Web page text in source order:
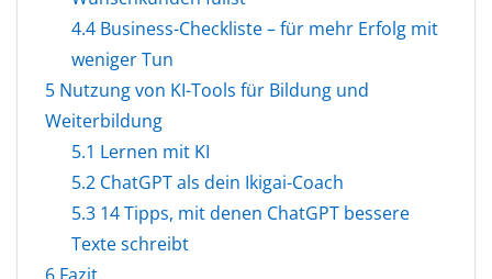
4.4 Business-Checkliste – für mehr Erfolg mit
weniger Tun
5 Nutzung von KI-Tools für Bildung und
Weiterbildung
5.1 Lernen mit KI
5.2 ChatGPT als dein Ikigai-Coach
5.3 14 Tipps, mit denen ChatGPT bessere
Texte schreibt